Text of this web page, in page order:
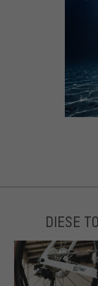
DIESE